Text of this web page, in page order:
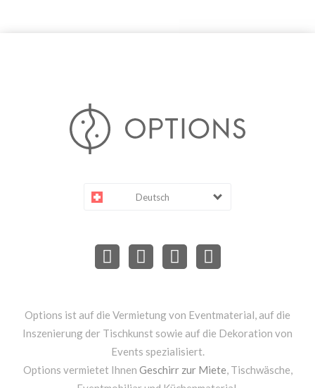
Deutsch
Options ist auf die Vermietung von Eventmaterial, auf die
Inszenierung der Tischkunst sowie auf die Dekoration von
Events spezialisiert.
Options vermietet Ihnen Geschirr zur Miete, Tischwäsche,